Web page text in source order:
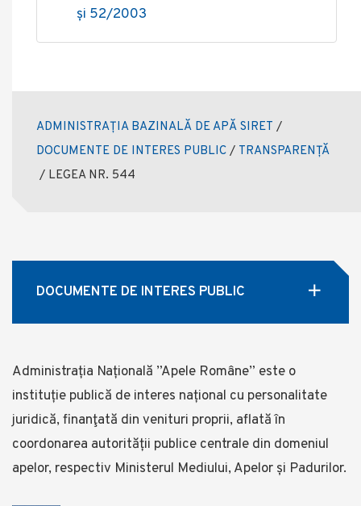
și 52/2003
ADMINISTRAȚIA BAZINALĂ DE APĂ SIRET /
DOCUMENTE DE INTERES PUBLIC / TRANSPARENȚĂ
/ LEGEA NR. 544
DOCUMENTE DE INTERES PUBLIC
Administrația Națională ”Apele Române” este o
instituție publică de interes național cu personalitate
juridică, finanţată din venituri proprii, aflată în
coordonarea autorității publice centrale din domeniul
apelor, respectiv Ministerul Mediului, Apelor și Padurilor.